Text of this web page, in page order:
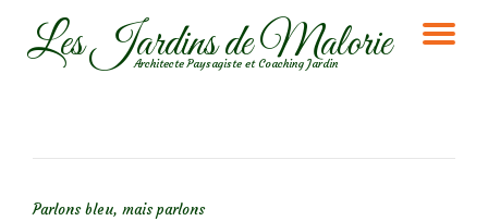
AllerLes Jardins de Malorie
Architecte Paysagiste et Coaching Jardin
Parlons bleu, mais parlons